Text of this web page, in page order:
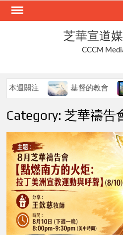
Skip
芝華宣道
CCCM
關注 基督的教會
Category:芝華禱告